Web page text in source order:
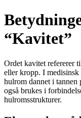
“Kavitet”
Ordet kavitet refererer
eller kropp. I medisinsk
hulrom dannet i tannen
også brukes i
hulromsstrukturer.